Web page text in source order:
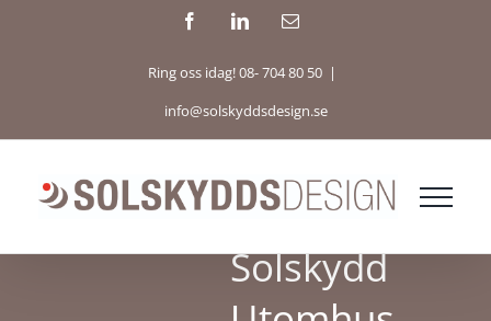
FacebookLinkedInE-
Ring oss idag! 08- 704 80 50 |
info@solskyddsdesign.se
Solskydd